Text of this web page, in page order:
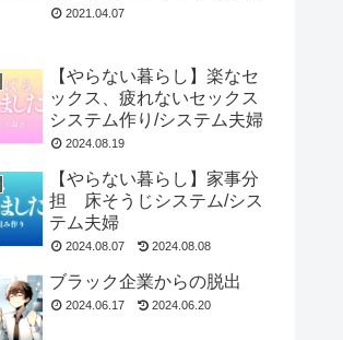
2021.04.07
【やらない暮らし】楽なセ
ックス、疲れないセックス
システム作り/システム夫婦
2024.08.19
【やらない暮らし】家事分
担 床そうじシステム/シス
テム夫婦
2024.08.07 2024.08.08
ブラック企業からの脱出
2024.06.17 2024.06.20